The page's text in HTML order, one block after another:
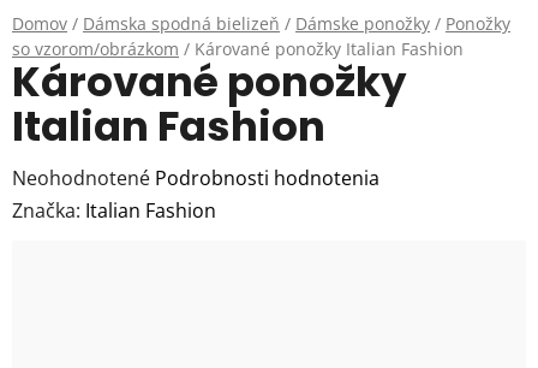
Domov / Dámska spodná bielizeň / Dámske ponožky / Ponožky
so vzorom/obrázkom / Kárované ponožky Italian Fashion
Kárované ponožky
Italian Fashion
Priemerné
hodnotenie
Neohodnotené Podrobnosti hodnotenia
Značka: Italian Fashion